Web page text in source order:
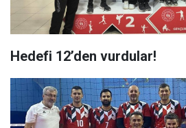
Hedefi 12’den vurdular!